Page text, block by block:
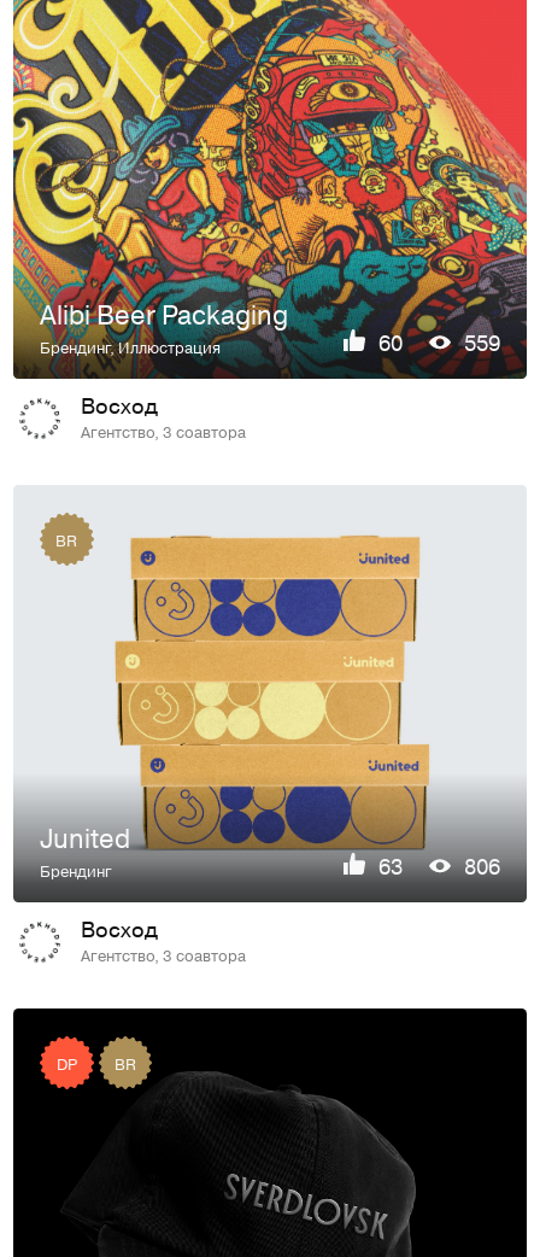
Alibi Beer Packaging
Брендинг,Иллюстрация 60 559
Восход
Агентство, 3 соавтора
BR
Junited
Брендинг 63 806
Восход
Агентство, 3 соавтора
DP BR